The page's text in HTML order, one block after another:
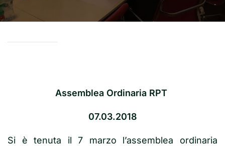
Assemblea Ordinaria RPT
07.03.2018
Si è tenuta il 7 marzo l’assemblea ordinaria